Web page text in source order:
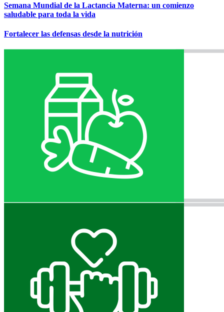
Semana Mundial de la Lactancia Materna: un comienzo
saludable para toda la vida
Fortalecer las defensas desde la nutrición